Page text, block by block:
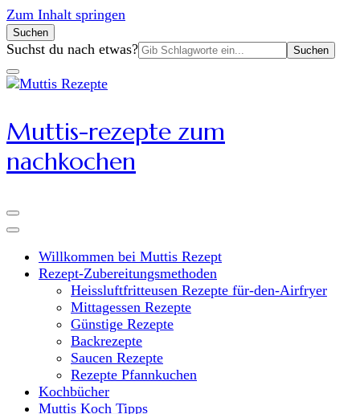
Zum Inhalt springen
Suchen
Suchen
nach:
Suchst du nach etwas?
Muttis-rezepte zum
nachkochen
Willkommen bei Muttis Rezept
Rezept-Zubereitungsmethoden
Heissluftfritteusen Rezepte für-den-Airfryer
Mittagessen Rezepte
Günstige Rezepte
Backrezepte
Saucen Rezepte
Rezepte Pfannkuchen
Kochbücher
Muttis Koch Tipps